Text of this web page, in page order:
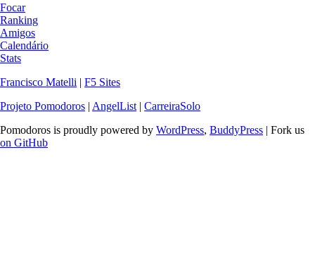
Focar
Ranking
Amigos
Calendário
Stats
Francisco Matelli | F5 Sites
Projeto Pomodoros | AngelList | CarreiraSolo
Pomodoros is proudly powered by WordPress, BuddyPress | Fork us
on GitHub